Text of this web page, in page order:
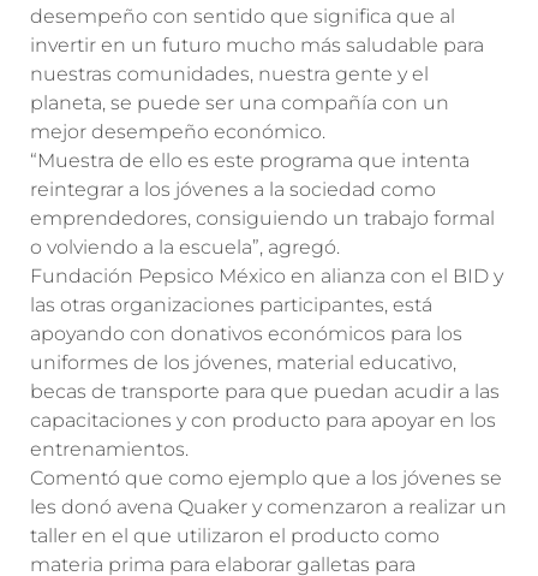
desempeño con sentido que significa que al
invertir en un futuro mucho más saludable para
nuestras comunidades, nuestra gente y el
planeta, se puede ser una compañía con un
mejor desempeño económico.
“Muestra de ello es este programa que intenta
reintegrar a los jóvenes a la sociedad como
emprendedores, consiguiendo un trabajo formal
o volviendo a la escuela”, agregó.
Fundación Pepsico México en alianza con el BID y
las otras organizaciones participantes, está
apoyando con donativos económicos para los
uniformes de los jóvenes, material educativo,
becas de transporte para que puedan acudir a las
capacitaciones y con producto para apoyar en los
entrenamientos.
Comentó que como ejemplo que a los jóvenes se
les donó avena Quaker y comenzaron a realizar un
taller en el que utilizaron el producto como
materia prima para elaborar galletas para